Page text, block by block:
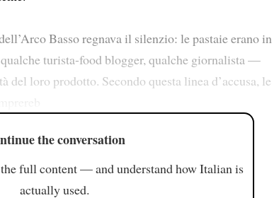
Basso regnava il silenzio: le pastaie erano in
turista-food blogger, qualche giornalista —
del loro prodotto. Secondo questa linea d’accusa, le
the conversation
full content — and understand how Italian is
actually used.